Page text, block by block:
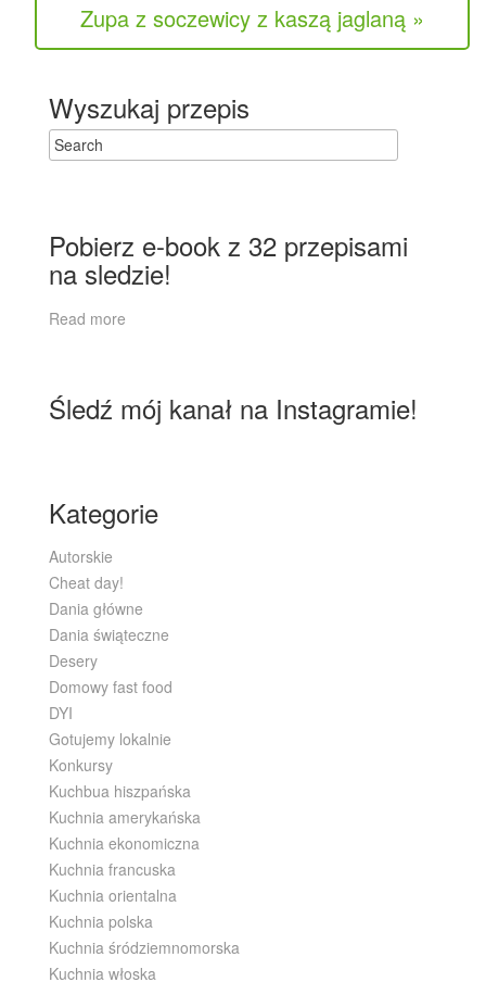
Zupa z soczewicy z kaszą jaglaną »
Wyszukaj przepis
Pobierz e-book z 32 przepisami
na sledzie!
Read more
Śledź mój kanał na Instagramie!
Kategorie
Autorskie
Cheat day!
Dania główne
Dania świąteczne
Desery
Domowy fast food
DYI
Gotujemy lokalnie
Konkursy
Kuchbua hiszpańska
Kuchnia amerykańska
Kuchnia ekonomiczna
Kuchnia francuska
Kuchnia orientalna
Kuchnia polska
Kuchnia śródziemnomorska
Kuchnia włoska